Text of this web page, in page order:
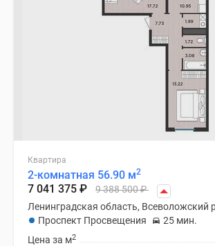
Квартира
2-комнатная 56.90 м2
7 041 375 ₽ 9 388 500₽
Ленинградская область, Всеволожский
Проспект Просвещения
25 мин.
Цена за м2